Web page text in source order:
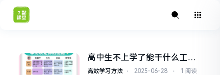
高中生不上学了能干什么工
作？教育专家深度解析出路与
高效学习方法 ⋅ 2025-06-28 ⋅ 1 阅读